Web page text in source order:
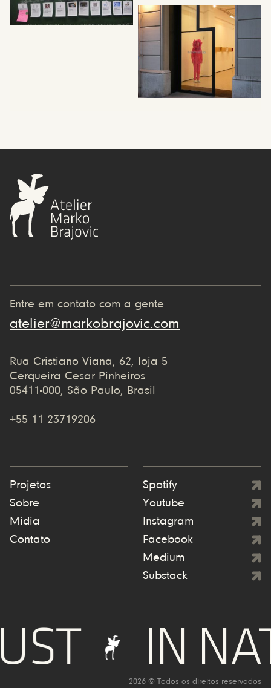
Entre em contato com a gente
atelier@markobrajovic.com
Rua Cristiano Viana, 62, loja 5
Cerqueira Cesar Pinheiros
05411-000, São Paulo, Brasil
+55 11 23719206
Projetos
Sobre
Mídia
Contato
Spotify
Youtube
Instagram
Facebook
Medium
Substack
IN
2026 © Todos os direitos reservados